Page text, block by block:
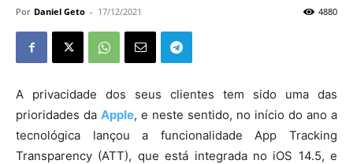
Por Daniel Geto - 17/12/2021 4880
A privacidade dos seus clientes tem sido uma das
prioridades da Apple, e neste sentido, no início do ano a
tecnológica lançou a funcionalidade App Tracking
Transparency (ATT), que está integrada no iOS 14.5, e